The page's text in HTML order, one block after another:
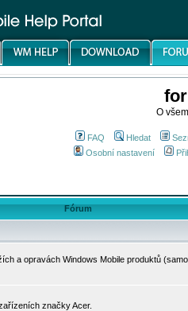
O
FAQ Hledat
Osobní nastavení
Fórum
a opravách Windows Mobile produktů
značky Acer.